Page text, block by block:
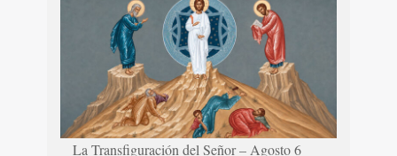
La Transfiguración del Señor – Agosto 6